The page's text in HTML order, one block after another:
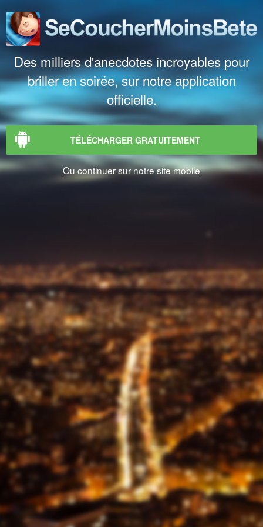
Des milliers d'anecdotes incroyables pour
briller en soirée, sur notre application
officielle.
TÉLÉCHARGER GRATUITEMENT
Ou continuer sur notre site mobile